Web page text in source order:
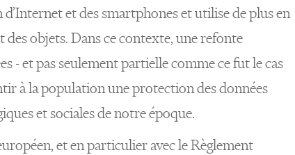
et des smartphones et utilise de plus en
objets. Dans ce contexte, une refonte
- et pas seulement partielle comme ce fut le cas
à la population une protection des données
et sociales de notre époque.
et en particulier avec le Règlement